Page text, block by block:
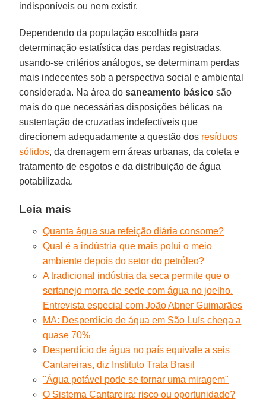
indisponíveis ou nem existir.
Dependendo da população escolhida para
determinação estatística das perdas registradas,
usando-se critérios análogos, se determinam perdas
mais indecentes sob a perspectiva social e ambiental
considerada. Na área dosaneamento básico são
mais do que necessárias disposições bélicas na
sustentação de cruzadas indefectíveis que
direcionem adequadamente a questão dos resíduos
sólidos, da drenagem em áreas urbanas, da coleta e
tratamento de esgotos e da distribuição de água
potabilizada.
Leia mais
Quanta água sua refeição diária consome?
Qual é a indústria que mais polui o meio
ambiente depois do setor do petróleo?
A tradicional indústria da seca permite que o
sertanejo morra de sede com água no joelho.
Entrevista especial com João Abner Guimarães
MA: Desperdício de água em São Luís chega a
quase 70%
Desperdício de água no país equivale a seis
Cantareiras, diz Instituto Trata Brasil
"Água potável pode se tornar uma miragem"
O Sistema Cantareira: risco ou oportunidade?